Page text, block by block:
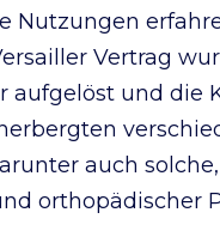
Nutzungen
Vertrag
aufgelöst und die
auch
orthopädischer